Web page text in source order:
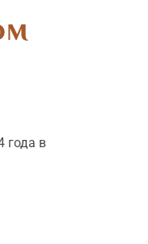
года в